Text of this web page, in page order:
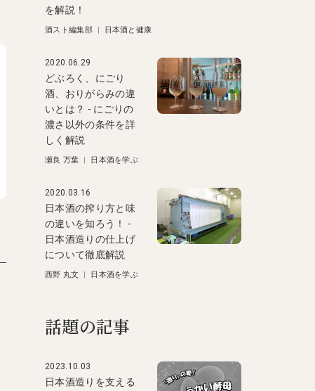
を解説！
酒スト編集部| 日本酒と健康
2020.06.29
どぶろく、にごり
酒、おりがらみの違
いとは？ - にごりの
濃さ以外の条件を詳
しく解説
瀬良 万葉 | 日本酒を学ぶ
2020.03.16
日本酒の搾り方と味
の違いを知ろう！ -
日本酒造りの仕上げ
について徹底解説
西野 丸文 | 日本酒を学ぶ
話題の記事
2023.10.03
日本酒造りを支える